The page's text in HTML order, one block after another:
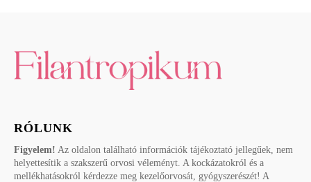
RÓLUNK
Figyelem! Az oldalon található információk tájékoztató jellegűek, nem
helyettesítik a szakszerű orvosi véleményt. A kockázatokról és a
mellékhatásokról kérdezze meg kezelőorvosát, gyógyszerészét! A